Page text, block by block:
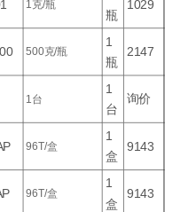
1克/瓶
瓶
1029
500克/瓶
1
瓶
2147
1台
1
台
询价
96T/盒
1
盒
9143
96T/盒
1
盒
9143